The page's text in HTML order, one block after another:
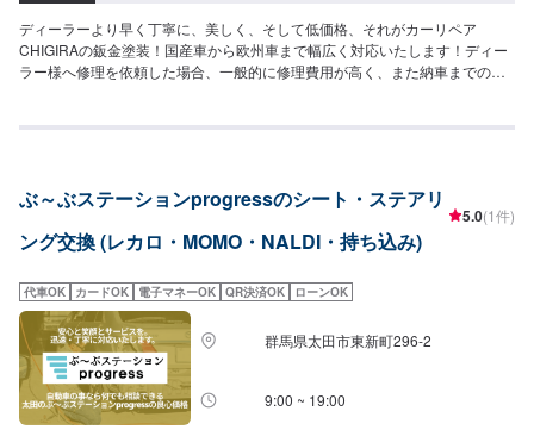
ディーラーより早く丁寧に、美しく、そして低価格、それがカーリペア
CHIGIRAの鈑金塗装！国産車から欧州車まで幅広く対応いたします！ディー
ラー様へ修理を依頼した場合、一般的に修理費用が高く、また納車までの時
理を部品交換で対応してしまうから。私たちなら自社工場で即施工し、でき
い！--------------------------------------------------【1】オファーにてお問い合わせ
【2】お見積り【3】お見積りにご納得いただければ作業開始【4】仕上がり
次第納車□納期について□通常3〜5日程度で納車いたします。車種や状態によ
□作業中は無料の代車をご利用ください。※燃料代は、お客様負担となってお
ります。予め、ご了承ください。□パーツ持ち込みについて□パーツの持ち込
み可能です。オファーの際に持ち込みパーツの詳細をご入力ください。【定
休日・営業時間】定休日：祝日営業時間：9:00~19:00
ぶ～ぶステーションprogressのシート・ステアリ
ング交換 (レカロ・MOMO・NALDI・持ち込み)
5.0(1件)
代車OK カードOK 電子マネーOK QR決済OK ローンOK
群馬県太田市東新町296-2
9:00 ~ 19:00